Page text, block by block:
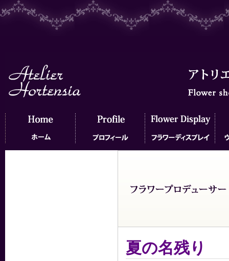
夏の名残り